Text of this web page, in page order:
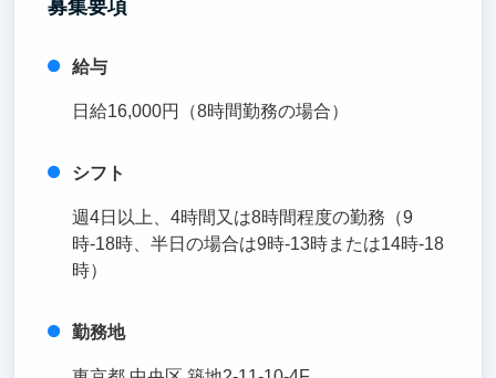
募集要項
給与
日給16,000円（8時間勤務の場合）
シフト
週4日以上、4時間又は8時間程度の勤務（9
時-18時、半日の場合は9時-13時または14時-18
時）
勤務地